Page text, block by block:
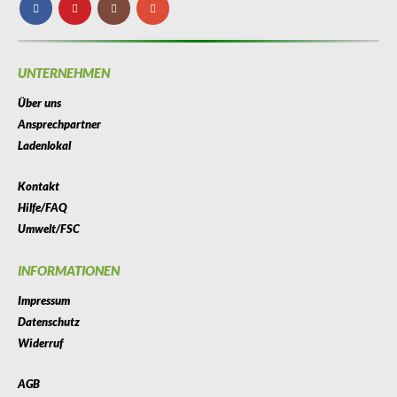
Produkt enthält: 1
Stück
UNTERNEHMEN
Über uns
Ansprechpartner
Ladenlokal
Kontakt
Hilfe/FAQ
Umwelt/FSC
INFORMATIONEN
Impressum
Datenschutz
Widerruf
AGB
Website.
Indem Sie Ihre
Verhalten beim
Besuch unserer
Website mitteilen,
erhöhen Sie die
Inhalte und
Angebote zu sehen.